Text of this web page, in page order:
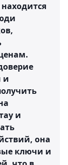
и
и
она
ключи и